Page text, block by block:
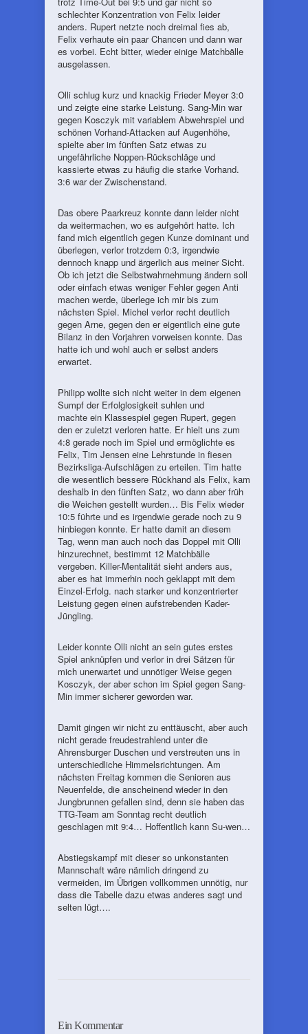
schlechter Konzentration von Felix leider
anders. Rupert netzte noch dreimal fies ab,
Felix verhaute ein paar Chancen und dann war
es vorbei. Echt bitter, wieder einige Matchbälle
ausgelassen.
Olli schlug kurz und knackig Frieder Meyer 3:0
und zeigte eine starke Leistung. Sang-Min war
gegen Kosczyk mit variablem Abwehrspiel und
schönen Vorhand-Attacken auf Augenhöhe,
spielte aber im fünften Satz etwas zu
ungefährliche Noppen-Rückschläge und
kassierte etwas zu häufig die starke Vorhand.
3:6 war der Zwischenstand.
Das obere Paarkreuz konnte dann leider nicht
da weitermachen, wo es aufgehört hatte. Ich
fand mich eigentlich gegen Kunze dominant und
überlegen, verlor trotzdem 0:3, irgendwie
dennoch knapp und ärgerlich aus meiner Sicht.
Ob ich jetzt die Selbstwahrnehmung ändern soll
oder einfach etwas weniger Fehler gegen Anti
machen werde, überlege ich mir bis zum
nächsten Spiel. Michel verlor recht deutlich
gegen Arne, gegen den er eigentlich eine gute
Bilanz in den Vorjahren vorweisen konnte. Das
hatte ich und wohl auch er selbst anders
erwartet.
Philipp wollte sich nicht weiter in dem eigenen
Sumpf der Erfolglosigkeit suhlen und
machte ein Klassespiel gegen Rupert, gegen
den er zuletzt verloren hatte. Er hielt uns zum
4:8 gerade noch im Spiel und ermöglichte es
Felix, Tim Jensen eine Lehrstunde in fiesen
Bezirksliga-Aufschlägen zu erteilen. Tim hatte
die wesentlich bessere Rückhand als Felix, kam
deshalb in den fünften Satz, wo dann aber früh
die Weichen gestellt wurden… Bis Felix wieder
10:5 führte und es irgendwie gerade noch zu 9
hinbiegen konnte. Er hatte damit an diesem
Tag, wenn man auch noch das Doppel mit Olli
hinzurechnet, bestimmt 12 Matchbälle
vergeben. Killer-Mentalität sieht anders aus,
aber es hat immerhin noch geklappt mit dem
Einzel-Erfolg. nach starker und konzentrierter
Leistung gegen einen aufstrebenden Kader-
Jüngling.
Leider konnte Olli nicht an sein gutes erstes
Spiel anknüpfen und verlor in drei Sätzen für
mich unerwartet und unnötiger Weise gegen
Kosczyk, der aber schon im Spiel gegen Sang-
Min immer sicherer geworden war.
Damit gingen wir nicht zu enttäuscht, aber auch
nicht gerade freudestrahlend unter die
Ahrensburger Duschen und verstreuten uns in
unterschiedliche Himmelsrichtungen. Am
nächsten Freitag kommen die Senioren aus
Neuenfelde, die anscheinend wieder in den
Jungbrunnen gefallen sind, denn sie haben das
TTG-Team am Sonntag recht deutlich
geschlagen mit 9:4… Hoffentlich kann Su-wen…
Abstiegskampf mit dieser so unkonstanten
Mannschaft wäre nämlich dringend zu
vermeiden, im Übrigen vollkommen unnötig, nur
dass die Tabelle dazu etwas anderes sagt und
selten lügt….
Ein Kommentar